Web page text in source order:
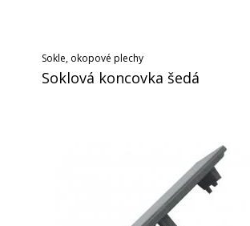
Sokle, okopové plechy
Soklová koncovka šedá